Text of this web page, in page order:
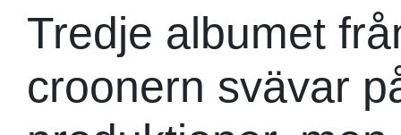
Tredje albumet
croonern svävar